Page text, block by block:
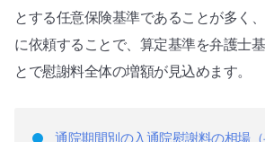
とする任意保険基準であることが多く
に依頼することで、算定基準を弁護士
とで慰謝料全体の増額が見込めます。
通院期間別の入通院慰謝料の相場（